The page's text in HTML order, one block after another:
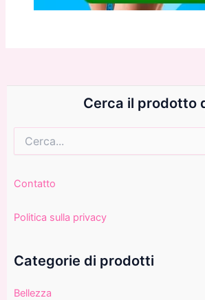
Cerca il prodotto
Contatto
Politica sulla privacy
Categorie di prodotti
Bellezza